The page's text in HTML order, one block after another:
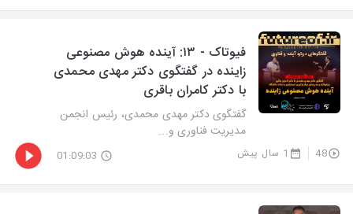
فیوتاک - ۱۳: آینده هوش مصنوعی
زاینده در گفتگوی دکتر مهدی محمدی
با دکتر کامران باقری
گفتگوی دکتر مهدی محمدی، رئیس انجمن
مدیریت فناوری و...
48 1 سال پیش 01:09:03